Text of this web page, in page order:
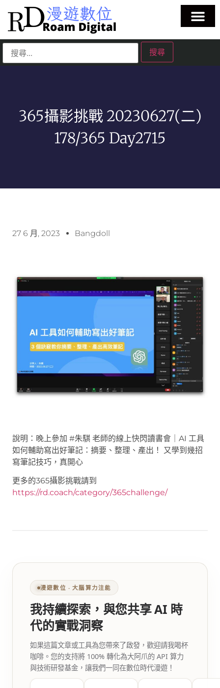
365攝影挑戰 20230627(二)
178/365 Day2715
27 6 月, 2023 Bangdoll
說明：晚上參加 #朱騏 老師的線上快閃讀書會｜AI 工具
如何輔助寫出好筆記：摘要、整理、產出！ 又學到幾招
寫筆記技巧，真開心
更多的365攝影挑戰請到
https://rd.coach/category/365challenge/
漫遊數位 ‧ 大腦算力注能
我持續探索，與您共享 AI 時
代的實戰洞察
如果這篇文章或工具為您帶來了啟發，歡迎請我喝杯
咖啡。您的支持將 100% 轉化為大阿爪的 API 算力
與技術研發基金，讓我們一同在數位時代漫遊！